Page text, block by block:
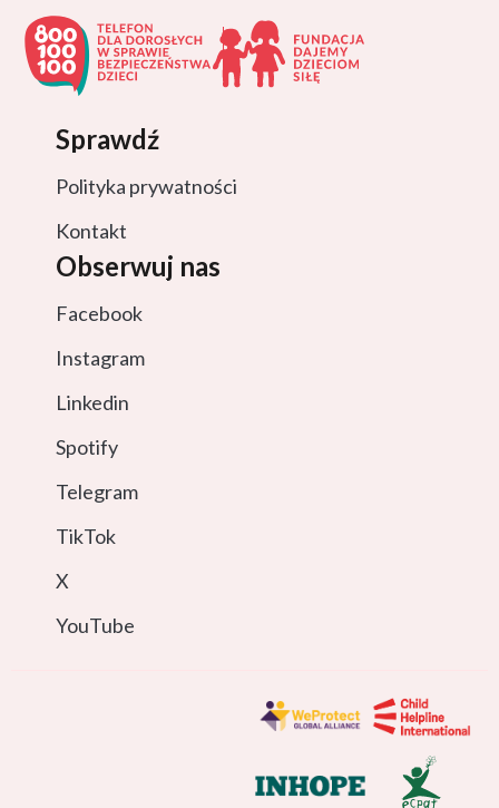
Sprawdź
Polityka prywatności
Kontakt
Obserwuj nas
Facebook
Instagram
Linkedin
Spotify
Telegram
TikTok
X
YouTube